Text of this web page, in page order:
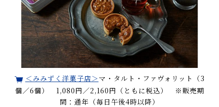
＜みみずく洋菓子店＞ マ・タルト・ファヴォリット（3
個／6個） 1,080円／2,160円（ともに税込） ※販売期
間：通年（毎日午後4時以降）